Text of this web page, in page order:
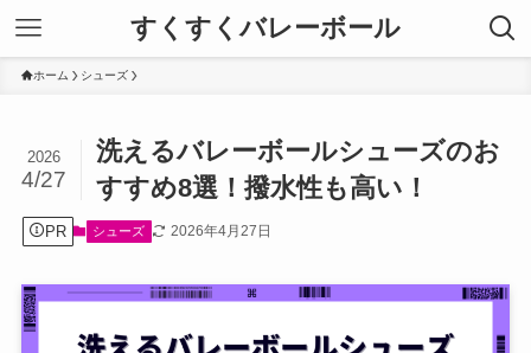
すくすくバレーボール
ホーム シューズ
洗えるバレーボールシューズのお
すすめ8選！撥水性も高い！
2026
4/27
PR シューズ 2026年4月27日